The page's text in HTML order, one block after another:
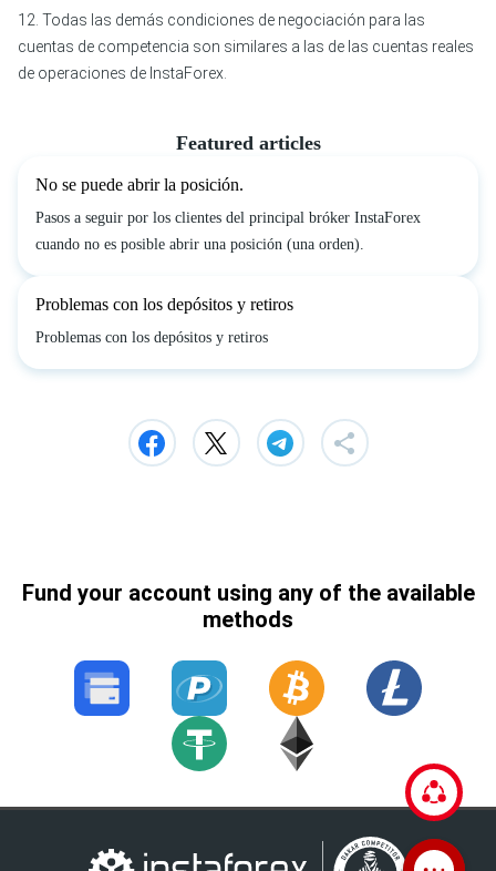
12. Todas las demás condiciones de negociación para las
cuentas de competencia son similares a las de las cuentas reales
de operaciones de InstaForex.
Featured articles
No se puede abrir la posición.
Pasos a seguir por los clientes del principal bróker InstaForex
cuando no es posible abrir una posición (una orden).
Problemas con los depósitos y retiros
Problemas con los depósitos y retiros
Fund your account using any of the available
methods